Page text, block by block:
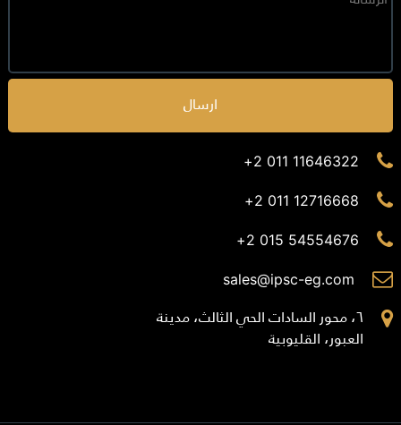
ارسال
11646322 011 2+
12716668 011 2+
54554676 015 2+
sales@ipsc-eg.com
٦، محور السادات الحي الثالث، مدينة
العبور، القليوبية